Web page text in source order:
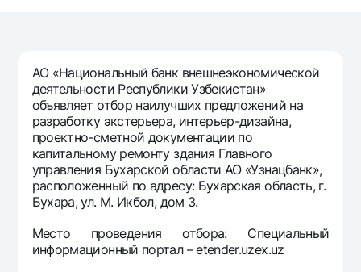
Золотые слитки от НБУ
Серебряный депозит
Visa FIFA
Mastercard
Зарплатные
Garmin pay
Тарифы
Акции
Мобильное приложение Milliy
Часто задаваемые вопросы
Ищите по сайту
АО «Национальный банк внешнеэкономической
деятельности Республики Узбекистан»
объявляет отбор наилучших предложений на
разработку экстерьера, интерьер-дизайна,
проектно-сметной документации по
капитальному ремонту здания Главного
управления Бухарской области АО «Узнацбанк»,
расположенный по адресу: Бухарская область, г.
Бухара, ул. М. Икбол, дом 3.
Место проведения отбора: Специальный
информационный портал – etender.uzex.uz